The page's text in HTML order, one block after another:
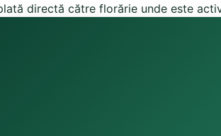
directă către florărie unde este